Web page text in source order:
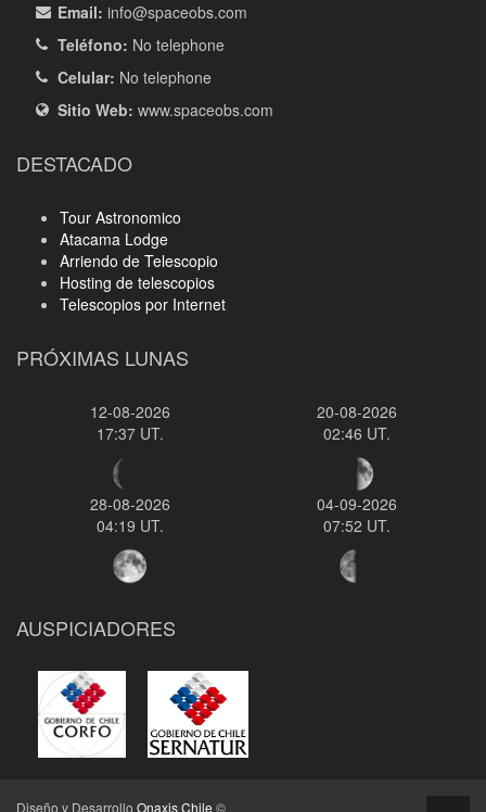
Email: info@spaceobs.com
Teléfono: No telephone
Celular: No telephone
Sitio Web: www.spaceobs.com
DESTACADO
Tour Astronomico
Atacama Lodge
Arriendo de Telescopio
Hosting de telescopios
Telescopios por Internet
PRÓXIMAS LUNAS
12-08-2026
17:37 UT.
20-08-2026
02:46 UT.
28-08-2026
04:19 UT.
04-09-2026
07:52 UT.
AUSPICIADORES
Diseño y Desarrollo Onaxis Chile ©